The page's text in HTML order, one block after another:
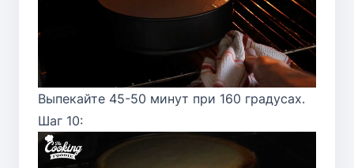
Выпекайте 45-50 минут при 160 градусах.
Шаг 10: